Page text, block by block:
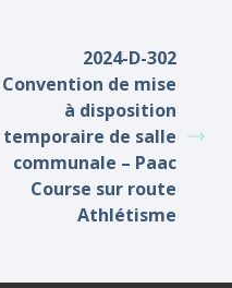
2024-D-302
Convention de mise
à disposition
temporaire de salle
communale – Paac
Course sur route
Athlétisme